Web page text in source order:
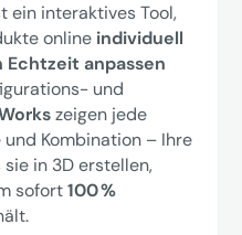
ein interaktives Tool,
online individuell
anpassen
und
zeigen jede
Kombination – Ihre
sie in 3D erstellen,
sofort100 %